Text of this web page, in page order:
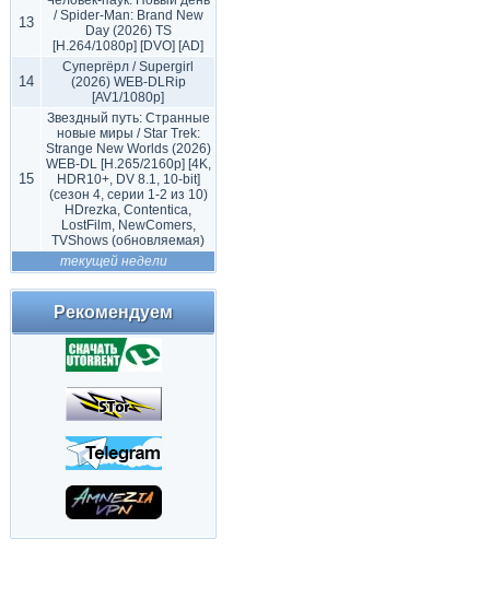
13
/ Spider-Man: Brand New
Day (2026) TS
[H.264/1080p] [DVO] [AD]
14
Супергёрл / Supergirl
(2026) WEB-DLRip
[AV1/1080p]
15
Звездный путь: Странные
новые миры / Star Trek:
Strange New Worlds (2026)
WEB-DL [H.265/2160p] [4K,
HDR10+, DV 8.1, 10-bit]
(сезон 4, серии 1-2 из 10)
HDrezka, Contentica,
LostFilm, NewComers,
TVShows (обновляемая)
текущей недели
Рекомендуем